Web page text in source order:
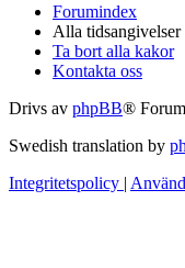
Forumindex
Alla
Ta bort alla kakor
Kontakta oss
Drivs av phpBB®
Swedish translation by
Integritetspolicy |